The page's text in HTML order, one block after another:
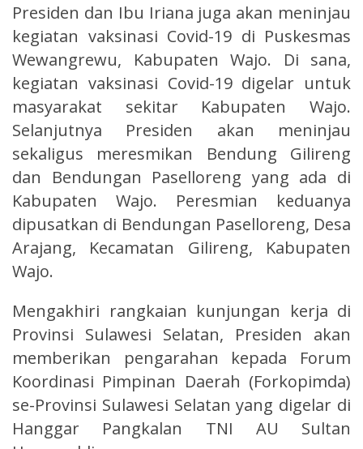
Presiden dan Ibu Iriana juga akan meninjau
kegiatan vaksinasi Covid-19 di Puskesmas
Wewangrewu, Kabupaten Wajo. Di sana,
kegiatan vaksinasi Covid-19 digelar untuk
masyarakat sekitar Kabupaten Wajo.
Selanjutnya Presiden akan meninjau
sekaligus meresmikan Bendung Gilireng
dan Bendungan Paselloreng yang ada di
Kabupaten Wajo. Peresmian keduanya
dipusatkan di Bendungan Paselloreng, Desa
Arajang, Kecamatan Gilireng, Kabupaten
Wajo.
Mengakhiri rangkaian kunjungan kerja di
Provinsi Sulawesi Selatan, Presiden akan
memberikan pengarahan kepada Forum
Koordinasi Pimpinan Daerah (Forkopimda)
se-Provinsi Sulawesi Selatan yang digelar di
Hanggar Pangkalan TNI AU Sultan